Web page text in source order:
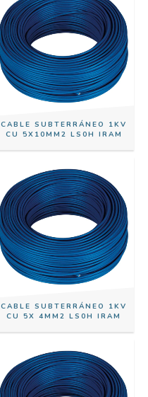
CABLE SUBTERRÁNEO 1KV
CU 5X10MM2 LS0H IRAM
CABLE SUBTERRÁNEO 1KV
CU 5X 4MM2 LS0H IRAM